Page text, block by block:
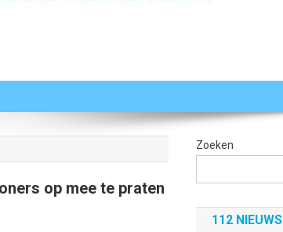
op mee te praten
Zoeken
112 NIEUWS